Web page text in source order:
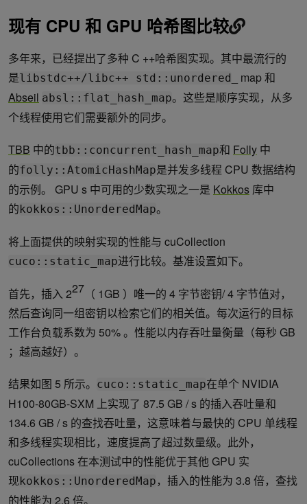
现有 CPU 和 GPU 哈希图比较
多年来，已经提出了多种 C ++哈希图实现。其中最流行的
是libstdc++/libc++ std::unordered
_ map 和
Abseil absl::flat_hash_map。这些是顺序实现，从多
个线程使用它们需要额外的同步。
TBB 中的tbb::concurrent_hash_map和 Folly 中
的folly::AtomicHashMap是并发多线程 CPU 数据结构
的示例。 GPU s 中可用的少数实现之一是 Kokkos 库中
的kokkos::UnorderedMap。
将上面提供的映射实现的性能与 cuCollection
cuco::static_map进行比较。基准设置如下。
首先，插入 227 （ 1GB ）唯一的 4 字节密钥/ 4 字节值对，
然后查询同一组密钥以检索它们的相关值。每次运行的目标
工作台负载系数为 50% 。性能以内存吞吐量衡量（每秒 GB
；越高越好）。
结果如图 5 所示。 cuco::static_map在单个 NVIDIA
H100-80GB-SXM 上实现了 87.5 GB / s 的插入吞吐量和
134.6 GB / s 的查找吞吐量，这意味着与最快的 CPU 单线程
和多线程实现相比，速度提高了超过数量级。此外，
cuCollections 在本测试中的性能优于其他 GPU 实
现kokkos::UnorderedMap ，插入的性能为 3.8 倍，查找
的性能为 2.6 倍。